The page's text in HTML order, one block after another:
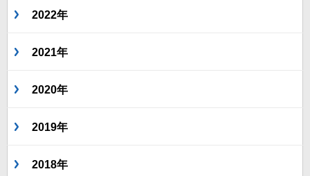
2022年
2021年
2020年
2019年
2018年